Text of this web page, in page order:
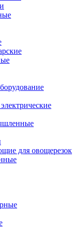
для овощерезок